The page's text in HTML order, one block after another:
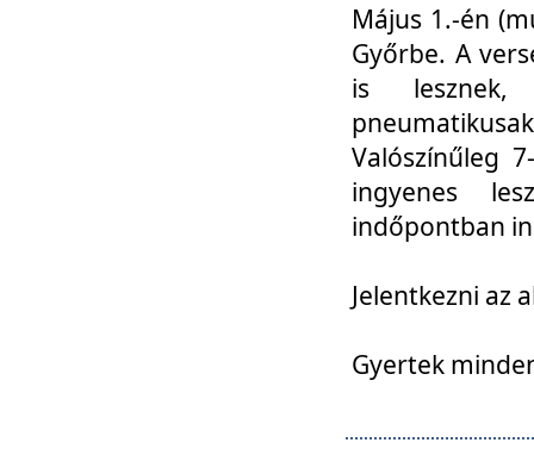
Május 1.-én
Győrbe. A
is lesznek,
Valószínűleg
ingyenes
indőpontban
Jelentkezni az
Gyertek